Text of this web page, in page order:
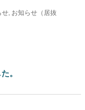
せ, お知らせ（居抜
。